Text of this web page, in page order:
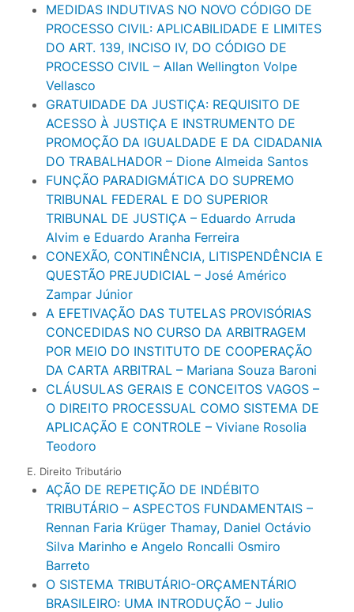
MEDIDAS INDUTIVAS NO NOVO CÓDIGO DE
PROCESSO CIVIL: APLICABILIDADE E LIMITES
DO ART. 139, INCISO IV, DO CÓDIGO DE
PROCESSO CIVIL – Allan Wellington Volpe
Vellasco
GRATUIDADE DA JUSTIÇA: REQUISITO DE
ACESSO À JUSTIÇA E INSTRUMENTO DE
PROMOÇÃO DA IGUALDADE E DA CIDADANIA
DO TRABALHADOR – Dione Almeida Santos
FUNÇÃO PARADIGMÁTICA DO SUPREMO
TRIBUNAL FEDERAL E DO SUPERIOR
TRIBUNAL DE JUSTIÇA – Eduardo Arruda
Alvim e Eduardo Aranha Ferreira
CONEXÃO, CONTINÊNCIA, LITISPENDÊNCIA E
QUESTÃO PREJUDICIAL – José Américo
Zampar Júnior
A EFETIVAÇÃO DAS TUTELAS PROVISÓRIAS
CONCEDIDAS NO CURSO DA ARBITRAGEM
POR MEIO DO INSTITUTO DE COOPERAÇÃO
DA CARTA ARBITRAL – Mariana Souza Baroni
CLÁUSULAS GERAIS E CONCEITOS VAGOS –
O DIREITO PROCESSUAL COMO SISTEMA DE
APLICAÇÃO E CONTROLE – Viviane Rosolia
Teodoro
E. Direito Tributário
AÇÃO DE REPETIÇÃO DE INDÉBITO
TRIBUTÁRIO – ASPECTOS FUNDAMENTAIS –
Rennan Faria Krüger Thamay, Daniel Octávio
Silva Marinho e Angelo Roncalli Osmiro
Barreto
O SISTEMA TRIBUTÁRIO-ORÇAMENTÁRIO
BRASILEIRO: UMA INTRODUÇÃO – Julio